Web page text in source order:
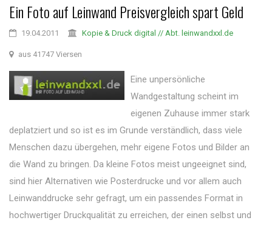
Ein Foto auf Leinwand Preisvergleich spart Geld
19.04.2011 Kopie & Druck digital // Abt. leinwandxxl.de
aus 41747 Viersen
Eine unpersönliche
Wandgestaltung scheint im
eigenen Zuhause immer stark
deplatziert und so ist es im Grunde verständlich, dass viele
Menschen dazu übergehen, mehr eigene Fotos und Bilder an
die Wand zu bringen. Da kleine Fotos meist ungeeignet sind,
sind hier Alternativen wie Posterdrucke und vor allem auch
Leinwanddrucke sehr gefragt, um ein passendes Format in
hochwertiger Druckqualität zu erreichen, der einen selbst und